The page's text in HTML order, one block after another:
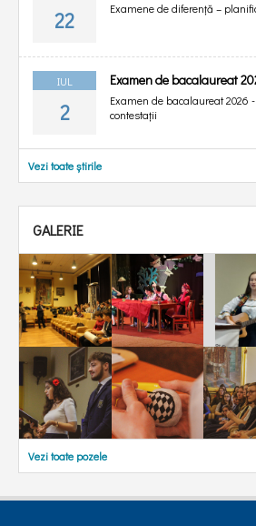
22 Examene de diferență –
IUL
2
Examen de bacalaureat
Examen de bacalaureat 2026
contestații
Vezi toate știrile
GALERIE
Vezi toate pozele